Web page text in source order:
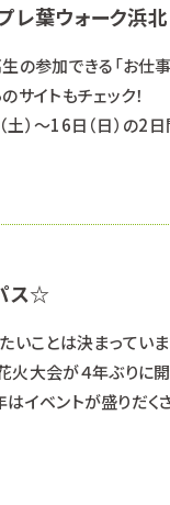
レ葉ウォーク浜
の参加できる「お仕
らのサイトもチェ
）～16日（日）の2
ング体験☆ わんちゃ
ス☆
いことは決まって
火大会が４年ぶりに
ベントが盛りだく
ためご注意ください